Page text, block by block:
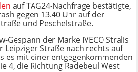
auf TAG24-Nachfrage bestätigte,
gegen 13.40 Uhr auf der
und Peschelstraße.
Gespann der Marke IVECO Stralis
Leipziger Straße nach rechts auf
es mit einer entgegenkommenden
4, die Richtung Radebeul West